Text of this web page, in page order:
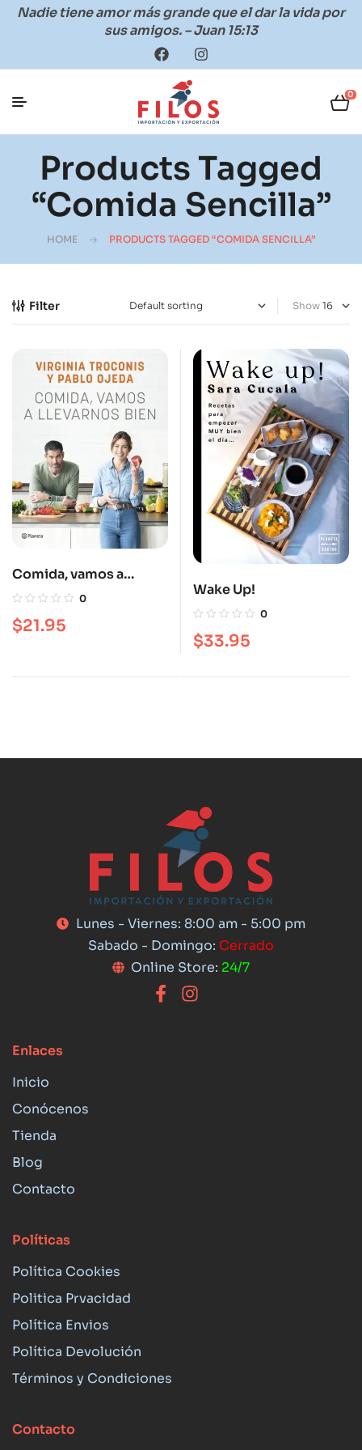
Nadie tiene amor más grande que el dar la vida por
sus amigos. – Juan 15:13
0
Products Tagged
“comida Sencilla”
HOME PRODUCTS TAGGED “COMIDA SENCILLA”
Filter Show
Comida, vamos a
llevarnos bien
0
$21.95
Wake Up!
0
$33.95
Lunes - Viernes: 8:00 am - 5:00 pm
Sabado - Domingo: Cerrado
Online Store: 24/7
Enlaces
Inicio
Conócenos
Tienda
Blog
Contacto
Políticas
Política Cookies
Politica Prvacidad
Política Envios
Política Devolución
Términos y Condiciones
Contacto